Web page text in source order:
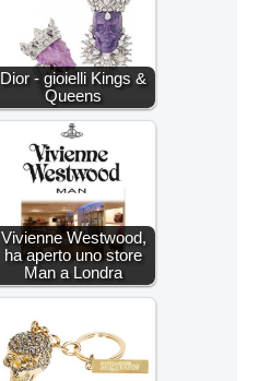
Dior - gioielli Kings &
Queens
Vivienne Westwood,
ha aperto uno store
Man a Londra